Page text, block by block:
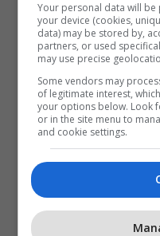
Your personal data will
your device (cookies,
data) may be stored by,
partners, or used
may use precise
Some vendors may
of legitimate interest,
your options below. Look
or in the site menu to
and cookie settings.